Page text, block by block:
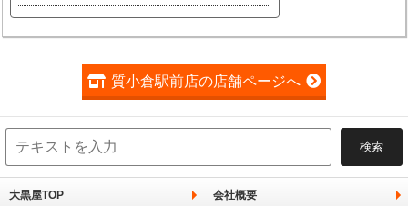
質小倉駅前店の店舗ページへ
大黒屋TOP 会社概要